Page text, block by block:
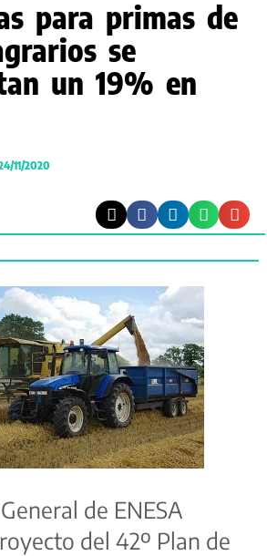
para primas de
se
un 19% en
11/2020
de ENESA
del 42º Plan de